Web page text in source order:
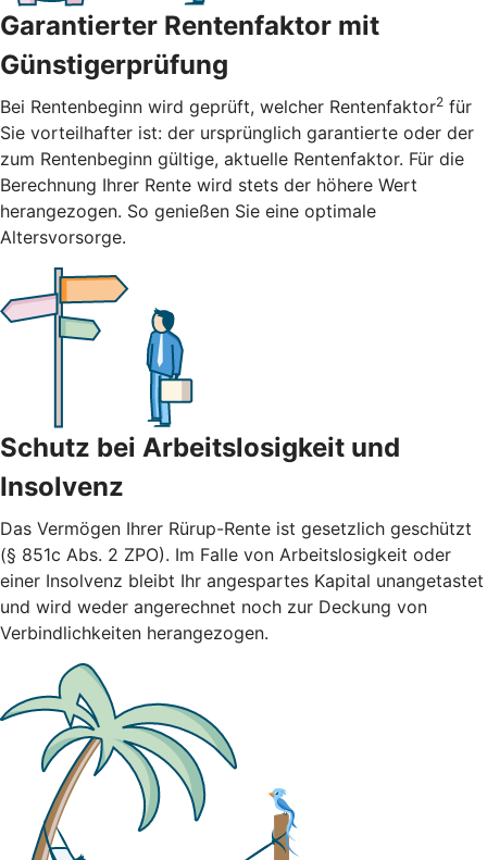
Garantierter Rentenfaktor mit
Günstigerprüfung
Bei Rentenbeginn wird geprüft, welcher Rentenfaktor2 für
Sie vorteilhafter ist: der ursprünglich garantierte oder der
zum Rentenbeginn gültige, aktuelle Rentenfaktor. Für die
Berechnung Ihrer Rente wird stets der höhere Wert
herangezogen. So genießen Sie eine optimale
Altersvorsorge.
Schutz bei Arbeitslosigkeit und
Insolvenz
Das Vermögen Ihrer Rürup-Rente ist gesetzlich geschützt
(§ 851c Abs. 2 ZPO). Im Falle von Arbeitslosigkeit oder
einer Insolvenz bleibt Ihr angespartes Kapital unangetastet
und wird weder angerechnet noch zur Deckung von
Verbindlichkeiten herangezogen.